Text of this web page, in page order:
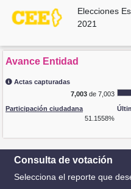
Elecciones
2021
Avance Entidad
Actas capturadas
7,003de 7,003
Participación ciudadana
51.1558%
Consulta de votación
Selecciona el reporte que